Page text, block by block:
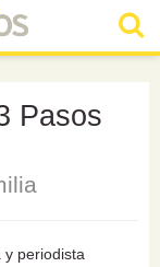
Pasos
y periodista